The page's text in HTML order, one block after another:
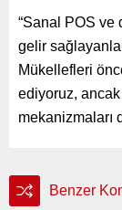
“Sanal POS ve
gelir
Mükellefleri
ediyoruz,
mekanizmaları
Benzer